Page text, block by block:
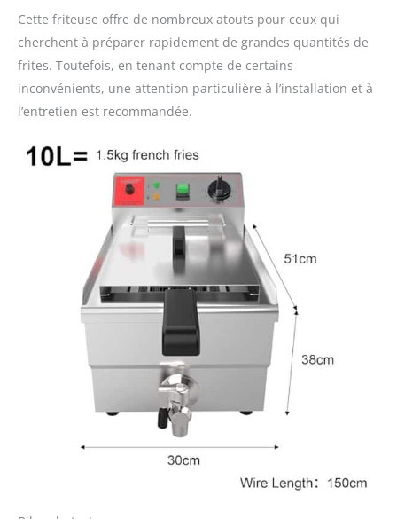
°C. NETTOYAGE
DURABLE ET FACILE:
Épaississez le réservoir
en acier inoxydable
durable. Les paniers
à induction sont faciles
à nettoyer et lavables
au lave-vaisselle.
Robinet de vidange
robuste pour
l'évacuation de l'huile
et un nettoyage facile.
Cette friteuse offre de nombreux atouts pour ceux qui
cherchent à préparer rapidement de grandes quantités de
frites. Toutefois, en tenant compte de certains
inconvénients, une attention particulière à l’installation et à
l’entretien est recommandée.